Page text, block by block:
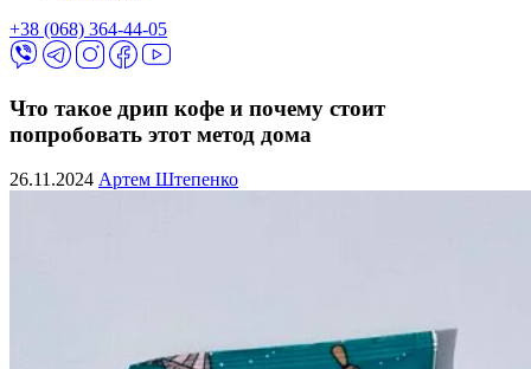
+38 (068) 364-44-05
Что такое дрип кофе и почему стоит
попробовать этот метод дома
26.11.2024 Артем Штепенко